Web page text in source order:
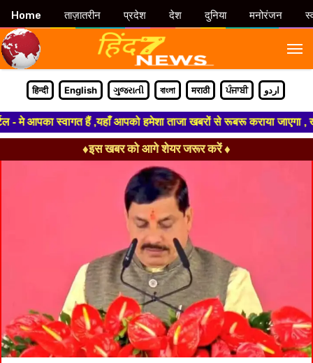
हिन्दी English ગુજરાતી বাংলা मराठी ਪੰਜਾਬੀ اردو
स्वागत हैं ,यहाँ आपको हमेशा ताजा खबरों से रूबरू कराया जाएगा ,
♦इस खबर को आगे शेयर जरूर करें ♦
Home ताज़ातरीन प्रदेश देश दुनिया मनोरंजन